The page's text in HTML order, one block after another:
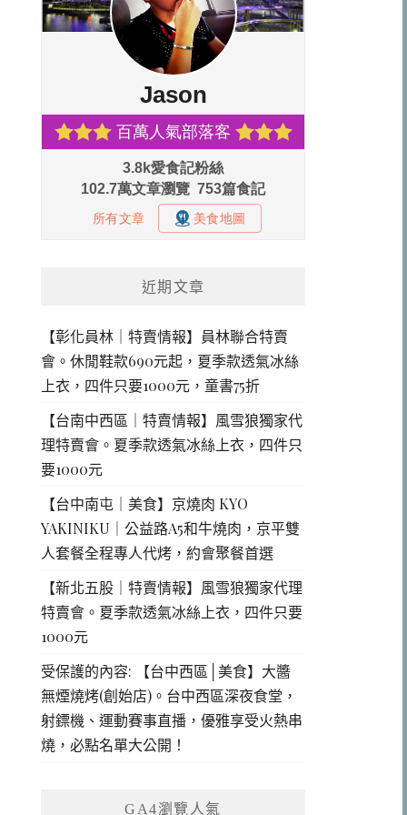
近期文章
【彰化員林｜特賣情報】員林聯合特賣
會。休閒鞋款690元起，夏季款透氣冰絲
上衣，四件只要1000元，童書75折
【台南中西區｜特賣情報】風雪狼獨家代
理特賣會。夏季款透氣冰絲上衣，四件只
要1000元
【台中南屯｜美食】京燒肉 KYO
YAKINIKU｜公益路A5和牛燒肉，京平雙
人套餐全程專人代烤，約會聚餐首選
【新北五股｜特賣情報】風雪狼獨家代理
特賣會。夏季款透氣冰絲上衣，四件只要
1000元
受保護的內容: 【台中西區│美食】大醬
無煙燒烤(創始店)。台中西區深夜食堂，
射鏢機、運動賽事直播，優雅享受火熱串
燒，必點名單大公開！
GA4瀏覽人氣